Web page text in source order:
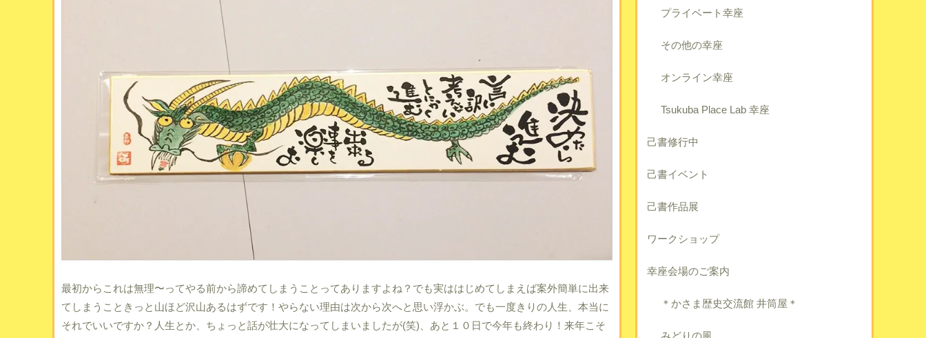
最初からこれは無理〜ってやる前から諦めてしまうことってありますよね？でも実ははじめてしまえば案外簡単に出来
てしまうこときっと山ほど沢山あるはずです！やらない理由は次から次へと思い浮かぶ。でも一度きりの人生、本当に
それでいいですか？人生とか、ちょっと話が壮大になってしまいましたが(笑)、あと１０日で今年も終わり！来年こそ
プライベート幸座
その他の幸座
オンライン幸座
Tsukuba Place Lab 幸座
己書修行中
己書イベント
己書作品展
ワークショップ
幸座会場のご案内
＊かさま歴史交流館 井筒屋＊
みどりの風